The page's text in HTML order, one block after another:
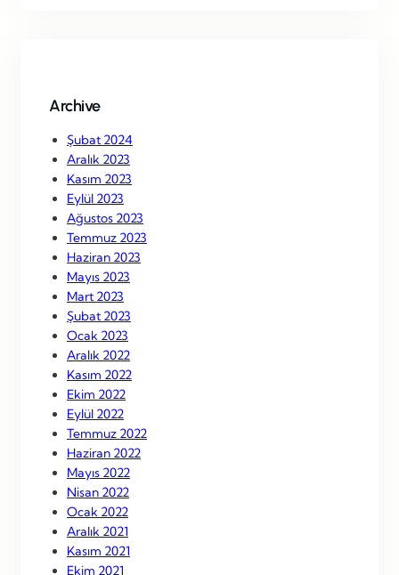
Archive
Şubat 2024
Aralık 2023
Kasım 2023
Eylül 2023
Ağustos 2023
Temmuz 2023
Haziran 2023
Mayıs 2023
Mart 2023
Şubat 2023
Ocak 2023
Aralık 2022
Kasım 2022
Ekim 2022
Eylül 2022
Temmuz 2022
Haziran 2022
Mayıs 2022
Nisan 2022
Ocak 2022
Aralık 2021
Kasım 2021
Ekim 2021